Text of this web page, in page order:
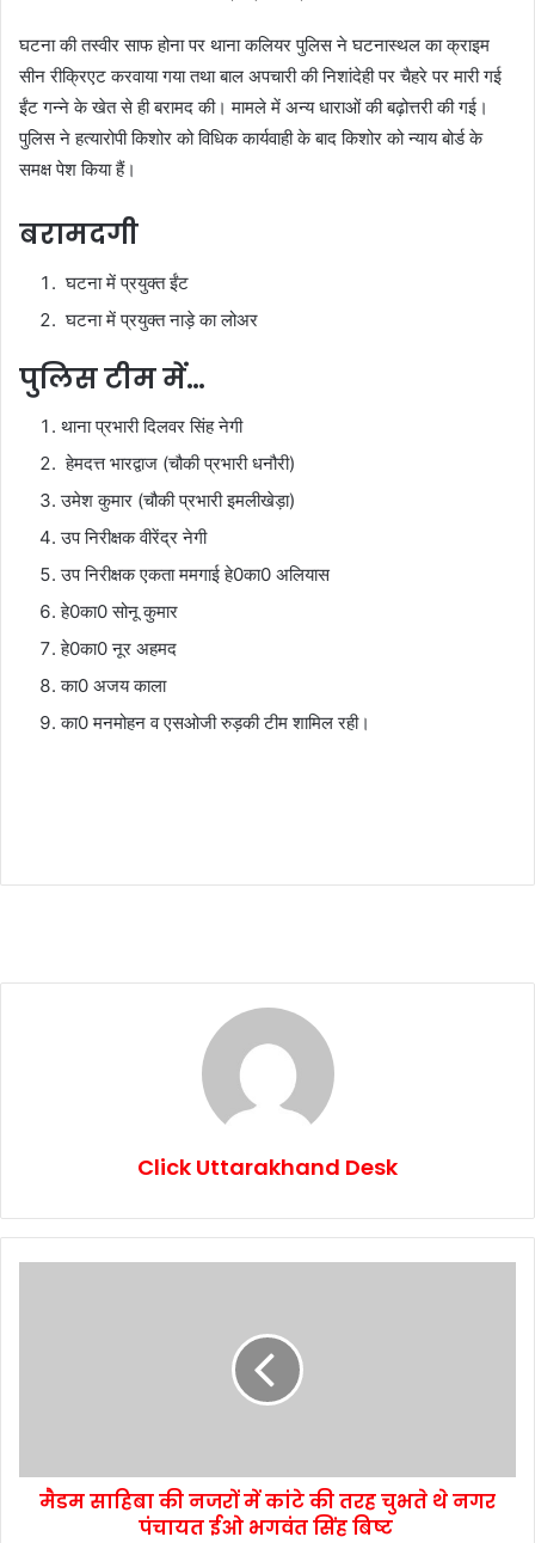
घटना की तस्वीर साफ होना पर थाना कलियर पुलिस ने घटनास्थल का क्राइम
सीन रीक्रिएट करवाया गया तथा बाल अपचारी की निशांदेही पर चैहरे पर मारी गई
ईंट गन्ने के खेत से ही बरामद की। मामले में अन्य धाराओं की बढ़ोत्तरी की गई।
पुलिस ने हत्यारोपी किशोर को विधिक कार्यवाही के बाद किशोर को न्याय बोर्ड के
समक्ष पेश किया हैं।
बरामदगी
घटना में प्रयुक्त ईंट
घटना में प्रयुक्त नाड़े का लोअर
पुलिस टीम में…
थाना प्रभारी दिलवर सिंह नेगी
हेमदत्त भारद्वाज (चौकी प्रभारी धनौरी)
उमेश कुमार (चौकी प्रभारी इमलीखेड़ा)
उप निरीक्षक वीरेंद्र नेगी
उप निरीक्षक एकता ममगाई हे0का0 अलियास
हे0का0 सोनू कुमार
हे0का0 नूर अहमद
का0 अजय काला
का0 मनमोहन व एसओजी रुड़की टीम शामिल रही।
Click Uttarakhand Desk
मैडम साहिबा की नजरों में कांटे की तरह चुभते थे नगर
पंचायत ईओ भगवंत सिंह बिष्ट